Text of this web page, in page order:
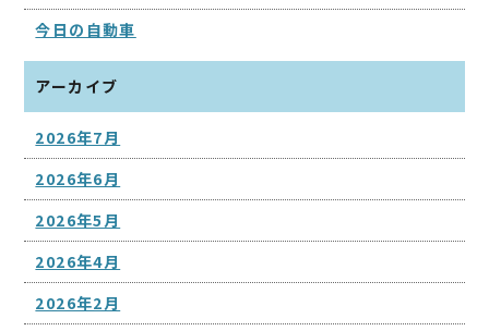
今日の自動車
アーカイブ
2026年7月
2026年6月
2026年5月
2026年4月
2026年2月